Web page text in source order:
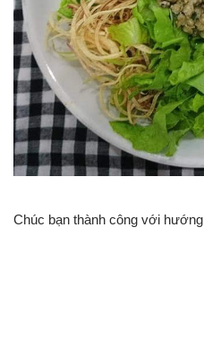
Chúc bạn thành công với